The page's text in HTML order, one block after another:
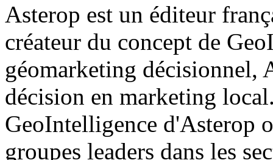
Asterop est un éditeur
créateur du concept de
géomarketing décisionnel,
décision en marketing
GeoIntelligence d'Asterop
groupes leaders dans les